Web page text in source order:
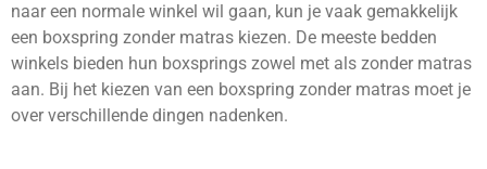
naar een normale winkel wil gaan, kun je vaak gemakkelijk
een boxspring zonder matras kiezen. De meeste bedden
winkels bieden hun boxsprings zowel met als zonder matras
aan. Bij het kiezen van een boxspring zonder matras moet je
over verschillende dingen nadenken.